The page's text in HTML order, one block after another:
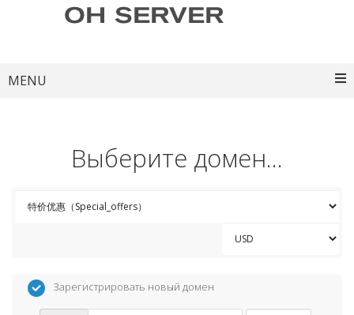
MENU
Выберите домен...
Зарегистрировать новый домен